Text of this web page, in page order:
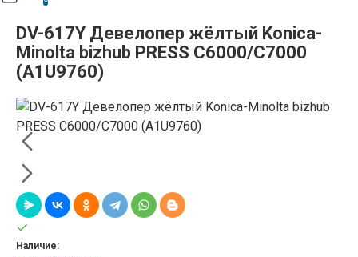
DV-617Y Девелопер жёлтый Konica-
Minolta bizhub PRESS C6000/С7000
(A1U9760)
Наличие: